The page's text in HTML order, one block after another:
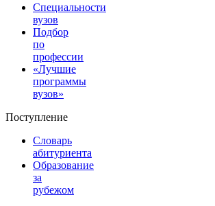
Специальности
вузов
Подбор
по
профессии
«Лучшие
программы
вузов»
Поступление
Словарь
абитуриента
Образование
за
рубежом